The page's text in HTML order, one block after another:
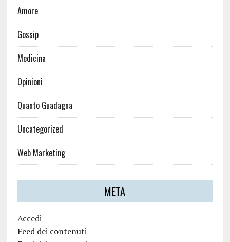
Amore
Gossip
Medicina
Opinioni
Quanto Guadagna
Uncategorized
Web Marketing
META
Accedi
Feed dei contenuti